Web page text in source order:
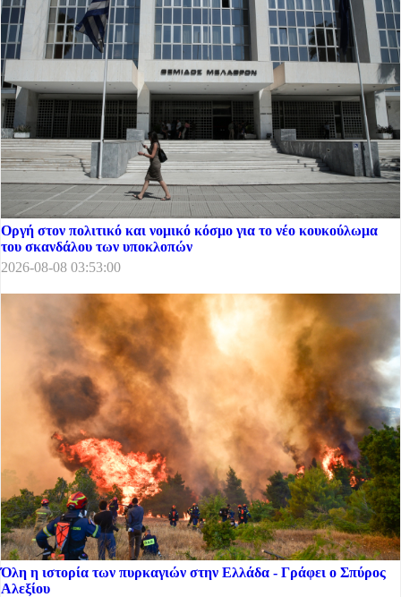
Οργή στον πολιτικό και νομικό κόσμο για το νέο κουκούλωμα
του σκανδάλου των υποκλοπών
2026-08-08 03:53:00
Όλη η ιστορία των πυρκαγιών στην Ελλάδα - Γράφει ο Σπύρος
Αλεξίου